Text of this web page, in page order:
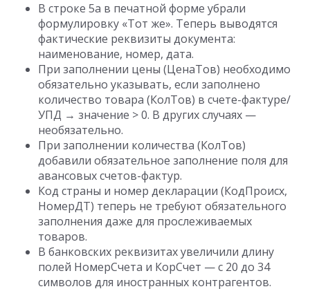
В строке 5а в печатной форме убрали
формулировку «Тот же». Теперь выводятся
фактические реквизиты документа:
наименование, номер, дата.
При заполнении цены (ЦенаТов) необходимо
обязательно указывать, если заполнено
количество товара (КолТов) в счете-фактуре/
УПД → значение > 0. В других случаях —
необязательно.
При заполнении количества (КолТов)
добавили обязательное заполнение поля для
авансовых счетов-фактур.
Код страны и номер декларации (КодПроисх,
НомерДТ) теперь не требуют обязательного
заполнения даже для прослеживаемых
товаров.
В банковских реквизитах увеличили длину
полей НомерСчета и КорСчет — с 20 до 34
символов для иностранных контрагентов.